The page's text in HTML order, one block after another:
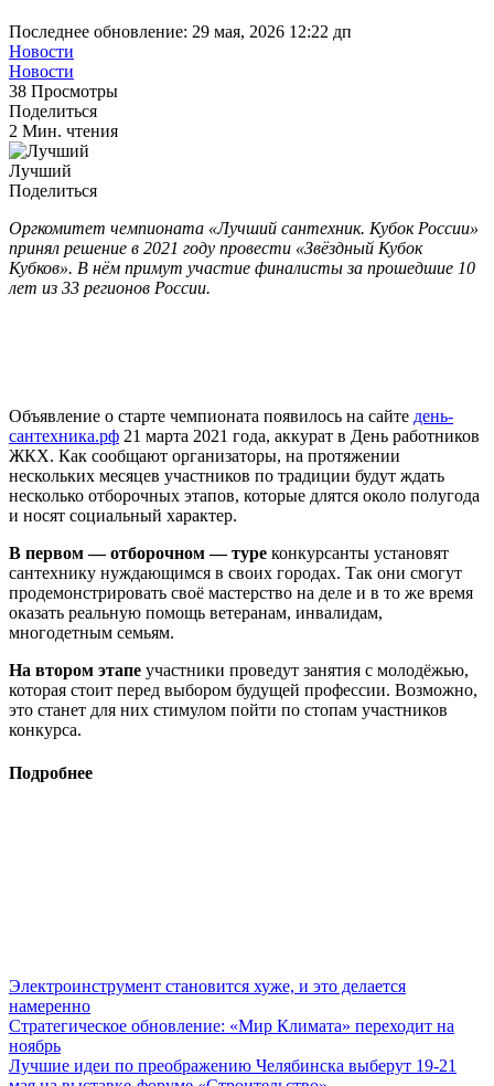
Последнее обновление: 29 мая, 2026 12:22 дп
Новости
Новости
38 Просмотры
Поделиться
2 Мин. чтения
Лучший
Поделиться
Оргкомитет чемпионата «Лучший сантехник. Кубок России»
принял решение в 2021 году провести «Звёздный Кубок
Кубков». В нём примут участие финалисты за прошедшие 10
лет из 33 регионов России.
Объявление о старте чемпионата появилось на сайте день-
сантехника.рф 21 марта 2021 года, аккурат в День работников
ЖКХ. Как сообщают организаторы, на протяжении
нескольких месяцев участников по традиции будут ждать
несколько отборочных этапов, которые длятся около полугода
и носят социальный характер.
В первом — отборочном — туре конкурсанты установят
сантехнику нуждающимся в своих городах. Так они смогут
продемонстрировать своё мастерство на деле и в то же время
оказать реальную помощь ветеранам, инвалидам,
многодетным семьям.
На втором этапе участники проведут занятия с молодёжью,
которая стоит перед выбором будущей профессии. Возможно,
это станет для них стимулом пойти по стопам участников
конкурса.
Подробнее
Электроинструмент становится хуже, и это делается
намеренно
Стратегическое обновление: «Мир Климата» переходит на
ноябрь
Лучшие идеи по преображению Челябинска выберут 19-21